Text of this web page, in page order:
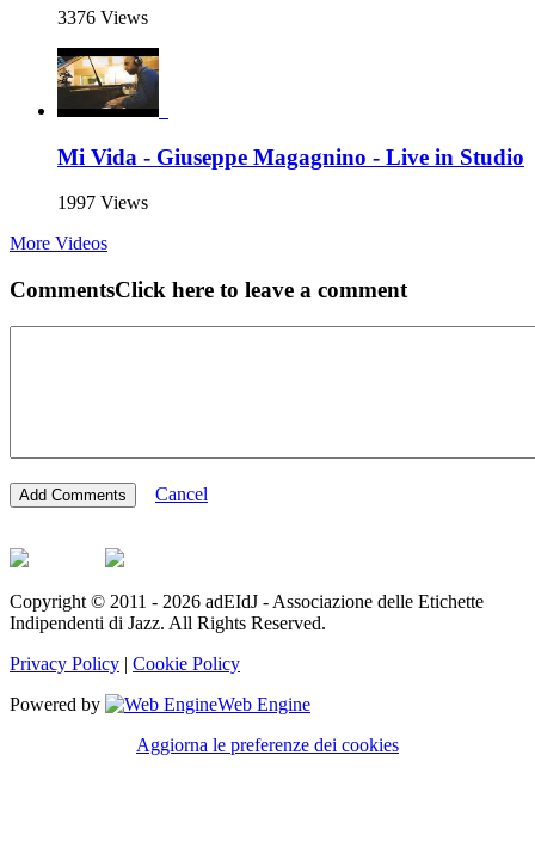
3376 Views
Mi Vida - Giuseppe Magagnino - Live in Studio
1997 Views
More Videos
CommentsClick here to leave a comment
Cancel
Copyright © 2011 - 2026 adEIdJ - Associazione delle Etichette
Indipendenti di Jazz. All Rights Reserved.
Privacy Policy | Cookie Policy
Powered by
Web Engine
Aggiorna le preferenze dei cookies